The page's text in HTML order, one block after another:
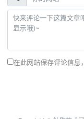
在此网站保存评论信息